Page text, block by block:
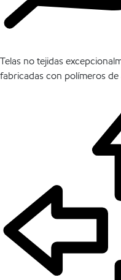
Telas no tejidas
fabricadas con polímeros